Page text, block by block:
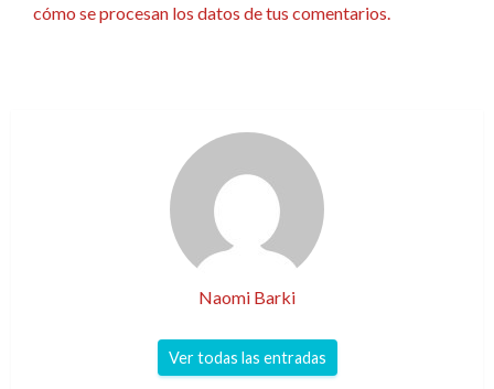
cómo se procesan los datos de tus comentarios.
Naomi Barki
Ver todas las entradas